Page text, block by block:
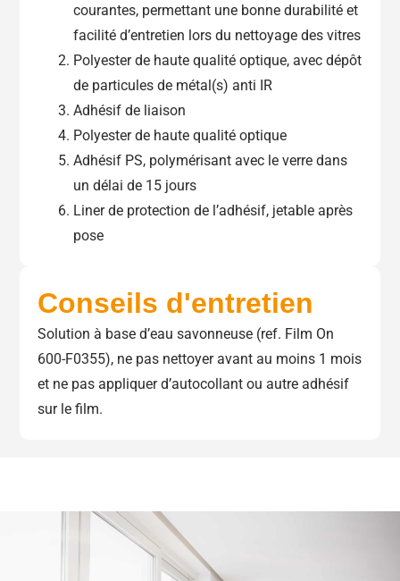
courantes, permettant une bonne durabilité et
facilité d’entretien lors du nettoyage des vitres
Polyester de haute qualité optique, avec dépôt
de particules de métal(s) anti IR
Adhésif de liaison
Polyester de haute qualité optique
Adhésif PS, polymérisant avec le verre dans
un délai de 15 jours
Liner de protection de l’adhésif, jetable après
pose
Conseils d'entretien
Solution à base d’eau savonneuse (ref. Film On
600-F0355), ne pas nettoyer avant au moins 1 mois
et ne pas appliquer d’autocollant ou autre adhésif
sur le film.